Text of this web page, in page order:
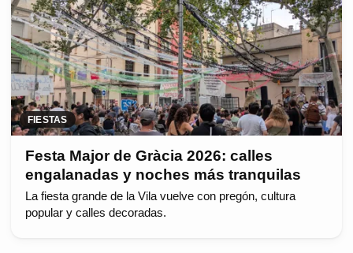
FIESTAS
Festa Major de Gràcia 2026: calles
engalanadas y noches más tranquilas
La fiesta grande de la Vila vuelve con pregón, cultura
popular y calles decoradas.